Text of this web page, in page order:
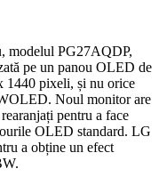
modelul PG27AQDP,
pe un panou OLED de
1440 pixeli, și nu orice
Noul monitor are
pentru a face
OLED standard. LG
a obține un efect